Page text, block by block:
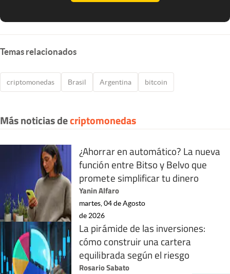
Temas relacionados
criptomonedas Brasil Argentina bitcoin
Más noticias decriptomonedas
¿Ahorrar en automático? La nueva
función entre Bitso y Belvo que
promete simplificar tu dinero
Yanin Alfaro
martes, 04 de Agosto
de 2026
La pirámide de las inversiones:
cómo construir una cartera
equilibrada según el riesgo
Rosario Sabato